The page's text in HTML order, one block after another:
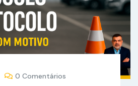
0 Comentários